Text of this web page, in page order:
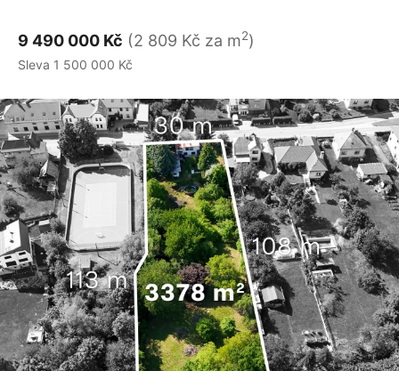
9 490 000 Kč (2 809 Kč za m2)
Sleva 1 500 000 Kč